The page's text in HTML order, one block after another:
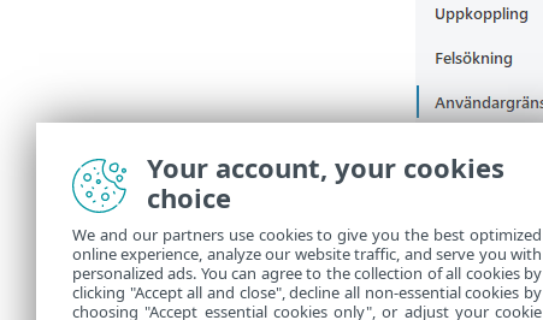
Your account, your cookies
choice
We and our partners use cookies to give you the best optimized
online experience, analyze our website traffic, and serve you with
personalized ads. You can agree to the collection of all cookies by
clicking "Accept all and close", decline all non-essential cookies by
choosing "Accept essential cookies only", or adjust your cookie